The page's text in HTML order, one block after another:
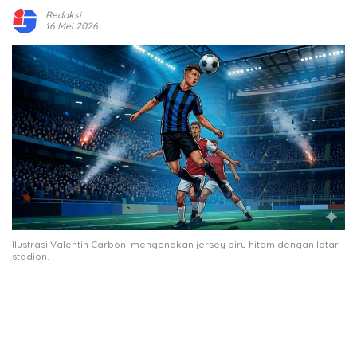
Redaksi
16 Mei 2026
Ilustrasi Valentin Carboni mengenakan jersey biru hitam dengan latar
stadion.